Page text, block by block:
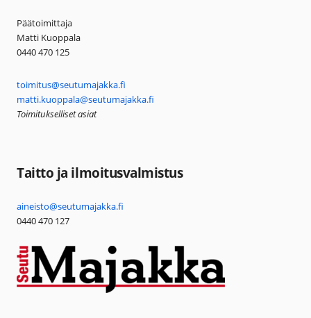
Päätoimittaja
Matti Kuoppala
0440 470 125
toimitus@seutumajakka.fi
matti.kuoppala@seutumajakka.fi
Toimitukselliset asiat
Taitto ja ilmoitusvalmistus
aineisto@seutumajakka.fi
0440 470 127